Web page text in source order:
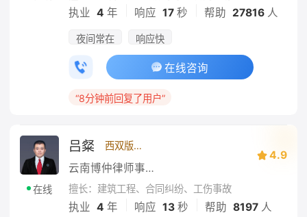
执业 4 年 响应 17秒 帮助 27816人
夜间常在 响应快
在线咨询
“8分钟前回复了用户”
在线
吕粲 西双版纳傣族自治州
云南博仲律师事务所
4.9
擅长：建筑工程、合同纠纷、工伤事故
执业 4 年 响应 13秒 帮助 8197人